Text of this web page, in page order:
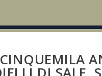
DI SALE,